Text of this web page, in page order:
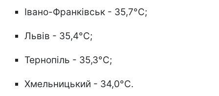
Івано-Франківськ - 35,7°C;
Львів - 35,4°C;
Тернопіль - 35,3°C;
Хмельницький - 34,0°C.